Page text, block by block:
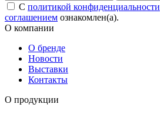
С политикой конфиденциальности
соглашением ознакомлен(а).
О компании
О бренде
Новости
Выставки
Контакты
О продукции